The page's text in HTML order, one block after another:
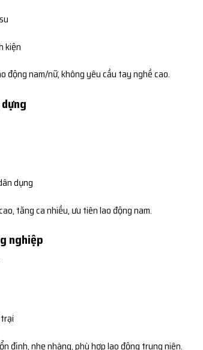
kiện
động nam/nữ, không yêu cầu tay nghề cao.
dụng
tăng ca nhiều, ưu tiên lao động nam.
nghiệp
định, nhẹ nhàng, phù hợp lao động trung niên.